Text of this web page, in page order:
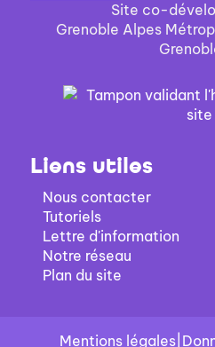
Site co-
Grenoble Alpes
Liens utiles
Nous contacter
Tutoriels
Lettre d'information
Notre réseau
Plan du site
Mentions légales|